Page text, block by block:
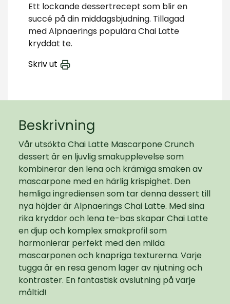
Ett lockande dessertrecept som blir en
succé på din middagsbjudning. Tillagad
med Alpnaerings populära Chai Latte
kryddat te.
Skriv ut
Beskrivning
Vår utsökta Chai Latte Mascarpone Crunch
dessert är en ljuvlig smakupplevelse som
kombinerar den lena och krämiga smaken av
mascarpone med en härlig krispighet. Den
hemliga ingrediensen som tar denna dessert till
nya höjder är Alpnaerings Chai Latte. Med sina
rika kryddor och lena te-bas skapar Chai Latte
en djup och komplex smakprofil som
harmonierar perfekt med den milda
mascarponen och knapriga texturerna. Varje
tugga är en resa genom lager av njutning och
kontraster. En fantastisk avslutning på varje
måltid!